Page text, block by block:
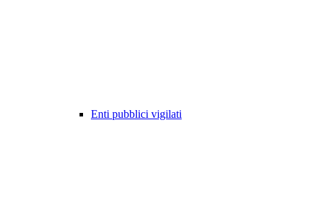
Enti pubblici vigilati